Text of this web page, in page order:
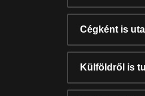
Cégként is
Külföldről is